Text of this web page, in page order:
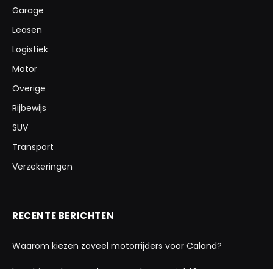
Garage
Leasen
Logistiek
Motor
Overige
Rijbewijs
SUV
Transport
Verzekeringen
RECENTE BERICHTEN
Waarom kiezen zoveel motorrijders voor Caland?